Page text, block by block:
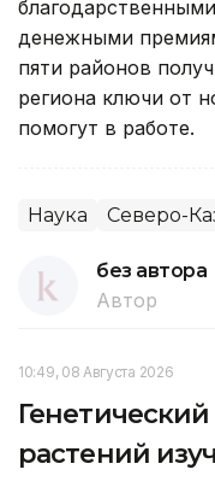
денежными
пяти районов
региона ключи от
помогут в работе.
Наука Северо-
без автора
Автор
10:49, 08 Августа 2026
растений